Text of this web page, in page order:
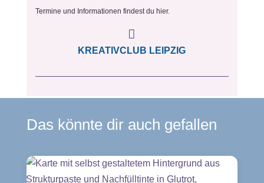
Termine und Informationen findest du hier.

KREATIVCLUB LEIPZIG
Das könnte dir auch gefallen